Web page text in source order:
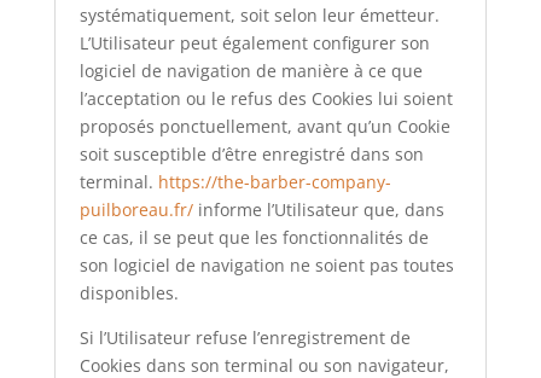
systématiquement, soit selon leur émetteur.
L’Utilisateur peut également configurer son
logiciel de navigation de manière à ce que
l’acceptation ou le refus des Cookies lui soient
proposés ponctuellement, avant qu’un Cookie
soit susceptible d’être enregistré dans son
terminal. https://the-barber-company-
puilboreau.fr/informe l’Utilisateur que, dans
ce cas, il se peut que les fonctionnalités de
son logiciel de navigation ne soient pas toutes
disponibles.
Si l’Utilisateur refuse l’enregistrement de
Cookies dans son terminal ou son navigateur,